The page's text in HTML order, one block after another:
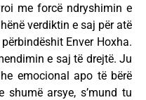
me forcë ndryshimin e
verdiktin e saj për atë
Enver Hoxha.
e saj të drejtë. Ju
emocional apo të bërë
arsye, s’mund tu